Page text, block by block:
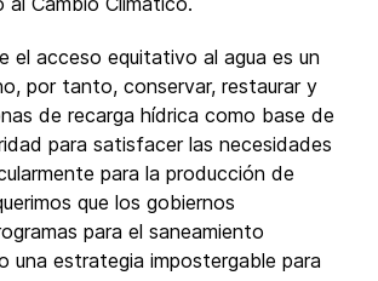
el acceso equitativo al agua es un
por tanto, conservar, restaurar y
de recarga hídrica como base de
para satisfacer las necesidades
para la producción de
que los gobiernos
para el saneamiento
una estrategia impostergable para